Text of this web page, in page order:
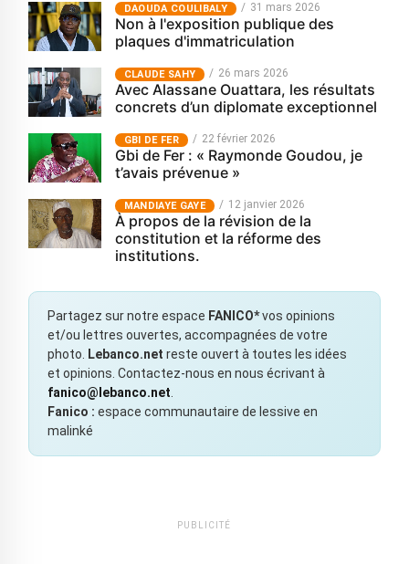
‎DAOUDA COULIBALY 31 mars 2026
Non à l'exposition publique des
plaques d'immatriculation
CLAUDE SAHY 26 mars 2026
Avec Alassane Ouattara, les résultats
concrets d’un diplomate exceptionnel
GBI DE FER 22 février 2026
Gbi de Fer : « Raymonde Goudou, je
t’avais prévenue »
MANDIAYE GAYE 12 janvier 2026
À propos de la révision de la
constitution et la réforme des
institutions.
Partagez sur notre espace FANICO*vos opinions
et/ou lettres ouvertes, accompagnées de votre
photo.
Lebanco.net reste ouvert à toutes les idées
et opinions. Contactez-nous en nous écrivant à
fanico@lebanco.net
Fanico : espace communautaire de lessive en
malinké
PUBLICITÉ